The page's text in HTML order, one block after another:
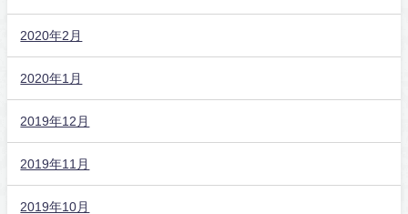
2020年2月
2020年1月
2019年12月
2019年11月
2019年10月